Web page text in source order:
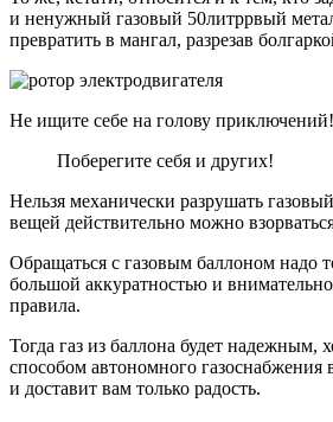
и ненужный газовый 50литррвый
превратить в мангал, разрезав
Не ищите себе на голову приключений!
Поберегите себя и других!
Нельзя механически разрушать
вещей действительно можно
Обращаться с газовым баллоном надо
большой аккуратностью и
правила.
Тогда газ из баллона будет
способом автономного
и доставит вам только радость.